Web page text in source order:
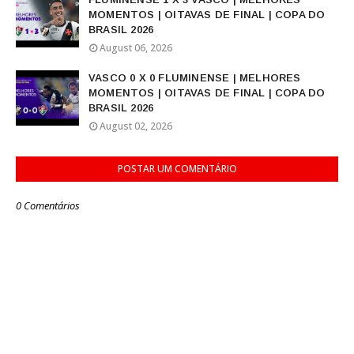
MOMENTOS | OITAVAS DE FINAL | COPA DO
BRASIL 2026
August 06, 2026
VASCO 0 X 0 FLUMINENSE | MELHORES
MOMENTOS | OITAVAS DE FINAL | COPA DO
BRASIL 2026
August 02, 2026
POSTAR UM COMENTÁRIO
0 Comentários